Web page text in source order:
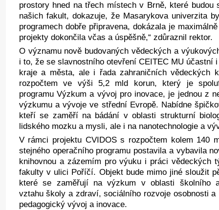
prostory hned na třech místech v Brně, které budou
našich fakult, dokazuje, že Masarykova univerzita
programech dobře připravena, dokázala je
projekty dokončila včas a úspěšně,“ zdůraznil rektor.
O významu nově budovaných vědeckých a
i to, že se slavnostního otevření CEITEC MU účastní
kraje a města, ale i řada zahraničních vědeckých
rozpočtem ve výši 5,2 mld korun, který je
programu Výzkum a vývoj pro inovace, je jednou z
výzkumu a vývoje ve střední Evropě. Nabídne
kteří se zaměří na bádání v oblasti strukturní
lidského mozku a mysli, ale i na nanotechnologie a
V rámci projektu CVIDOS s rozpočtem kolem 140
stejného operačního programu postavila a vybavila
knihovnou a zázemím pro výuku i práci vědeckých
fakulty v ulici Poříčí. Objekt bude mimo jiné sloužit
které se zaměřují na výzkum v oblasti školního
vztahu školy a zdraví, sociálního rozvoje osobnosti
pedagogický vývoj a inovace.